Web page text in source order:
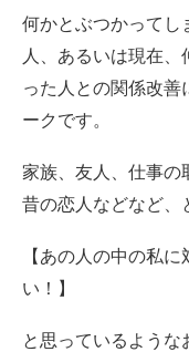
何かとぶつかってし
人、あるいは現在
った人との関係改善
ークです。
家族、友人、仕事の
昔の恋人などなど、
【あの人の中の私
い！】
と思っているような